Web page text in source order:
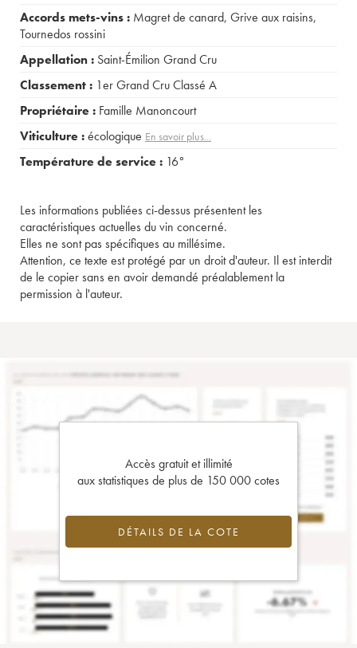
Accords mets-vins : Magret de canard, Grive aux raisins,
Tournedos rossini
Appellation : Saint-Émilion Grand Cru
Classement : 1er Grand Cru Classé A
Propriétaire : Famille Manoncourt
Viticulture :écologique En savoir plus...
Température de service : 16°
Les informations publiées ci-dessus présentent les
caractéristiques actuelles du vin concerné.
Elles ne sont pas spécifiques au millésime.
Attention, ce texte est protégé par un droit d'auteur. Il est interdit
de le copier sans en avoir demandé préalablement la
permission à l'auteur.
Accès gratuit et illimité
aux statistiques de plus de 150 000 cotes
DÉTAILS DE LA COTE